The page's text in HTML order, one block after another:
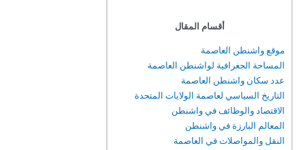
أقسام المقال
موقع واشنطن العاصمة
المساحة الجغرافية لواشنطن العاصمة
عدد سكان واشنطن العاصمة
التاريخ السياسي لعاصمة الولايات المتحدة
الاقتصاد والوظائف في واشنطن
المعالم البارزة في واشنطن
النقل والمواصلات في العاصمة